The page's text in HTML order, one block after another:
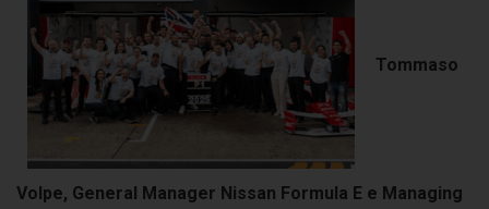
Tommaso
Volpe, General Manager Nissan Formula E e Managing